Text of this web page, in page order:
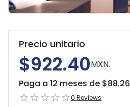
Precio unitario
$922.40MXN.
Paga a 12 meses de $88.26
0 Reviews